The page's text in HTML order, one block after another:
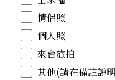
情侶照
個人照
來台旅拍
其他(請在備註說